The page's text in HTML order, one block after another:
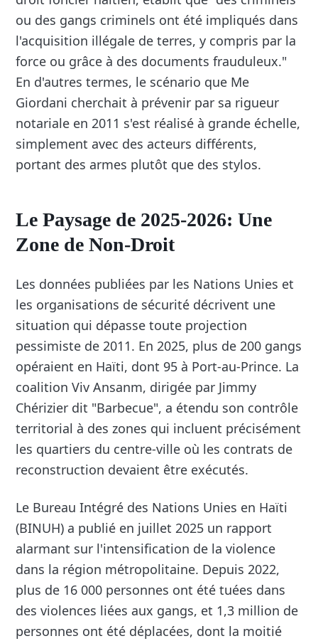
ou des gangs criminels ont été impliqués dans
l'acquisition illégale de terres, y compris par la
force ou grâce à des documents frauduleux."
En d'autres termes, le scénario que Me
Giordani cherchait à prévenir par sa rigueur
notariale en 2011 s'est réalisé à grande échelle,
simplement avec des acteurs différents,
portant des armes plutôt que des stylos.
Le Paysage de 2025-2026: Une
Zone de Non-Droit
Les données publiées par les Nations Unies et
les organisations de sécurité décrivent une
situation qui dépasse toute projection
pessimiste de 2011. En 2025, plus de 200 gangs
opéraient en Haïti, dont 95 à Port-au-Prince. La
coalition Viv Ansanm, dirigée par Jimmy
Chérizier dit "Barbecue", a étendu son contrôle
territorial à des zones qui incluent précisément
les quartiers du centre-ville où les contrats de
reconstruction devaient être exécutés.
Le Bureau Intégré des Nations Unies en Haïti
(BINUH) a publié en juillet 2025 un rapport
alarmant sur l'intensification de la violence
dans la région métropolitaine. Depuis 2022,
plus de 16 000 personnes ont été tuées dans
des violences liées aux gangs, et 1,3 million de
personnes ont été déplacées, dont la moitié